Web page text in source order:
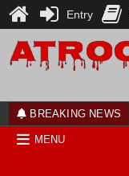
content
BREAKING NEWS
MENU
Entry